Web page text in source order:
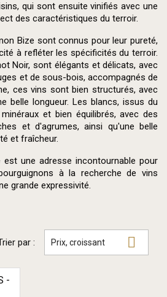
qui sont ensuite vinifiés avec une
des caractéristiques du terroir.
Bize sont connus pour leur pureté,
à refléter les spécificités du terroir.
Noir, sont élégants et délicats, avec
et de sous-bois, accompagnés de
ces vins sont bien structurés, avec
belle longueur. Les blancs, issus du
et bien équilibrés, avec des
et d'agrumes, ainsi qu'une belle
et fraîcheur.
est une adresse incontournable pour
à la recherche de vins
grande expressivité.
par : Prix, croissant 